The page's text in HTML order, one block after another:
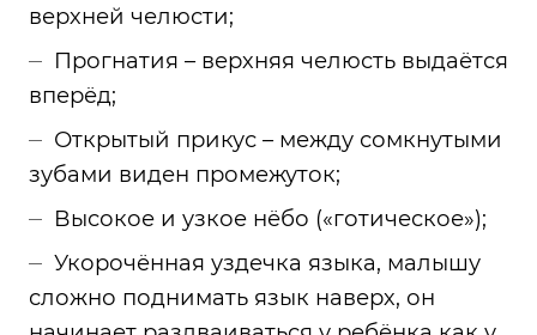
верхней челюсти;
Прогнатия – верхняя челюсть выдаётся
вперёд;
Открытый прикус – между сомкнутыми
зубами виден промежуток;
Высокое и узкое нёбо («готическое»);
Укорочённая уздечка языка, малышу
сложно поднимать язык наверх, он